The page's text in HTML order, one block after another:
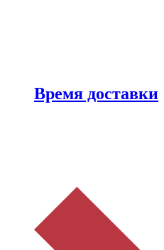
Время доставки